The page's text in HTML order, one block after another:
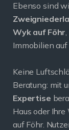
Ebenso sind
Wyk auf Föhr
Immobilien auf
Keine
Beratung: mit
Expertise
Haus oder
auf Föhr.